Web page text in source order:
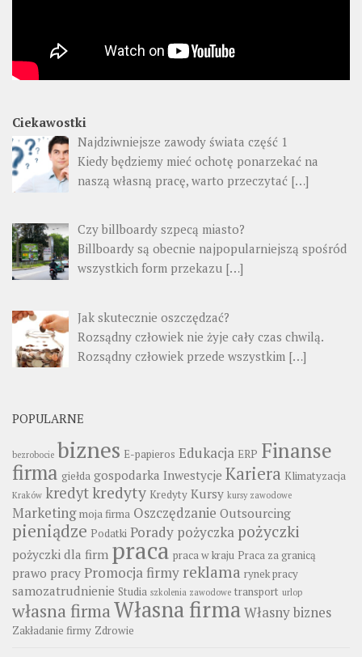
Ciekawostki
Najdziwniejsze zawody świata część 1
Kiedy będziemy mieć ochotę ponarzekać na
naszą własną pracę, warto przeczytać […]
Czy billboardy szpecą miasto?
Billboardy są obecnie najpopularniejszą spośród
wszystkich form przekazu […]
Jak skutecznie oszczędzać?
Rozsądny człowiek nie żyje cały czas chwilą.
Rozsądny człowiek przede wszystkim […]
POPULARNE
bezrobocie biznes E-papieros Edukacja ERP Finanse
firma giełda gospodarka Inwestycje Kariera Klimatyzacja
Kraków kredytkredyty Kredyty Kursy kursy zawodowe
Marketing moja firma Oszczędzanie Outsourcing
pieniądze Podatki Porady pożyczka pożyczki
pożyczki dla firm praca praca w kraju Praca za granicą
prawo pracy Promocja firmy reklama rynek pracy
samozatrudnienie Studia szkolenia zawodowe transport urlop
własna firmaWłasna firmaWłasny biznes
Zakładanie firmy Zdrowie